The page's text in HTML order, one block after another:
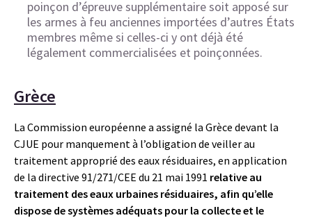
poinçon d’épreuve supplémentaire soit apposé sur
les armes à feu anciennes importées d’autres États
membres même si celles-ci y ont déjà été
légalement commercialisées et poinçonnées.
Grèce
La Commission européenne a assigné la Grèce devant la
CJUE pour manquement à l’obligation de veiller au
traitement approprié des eaux résiduaires, en application
de la directive 91/271/CEE du 21 mai 1991 relative au
traitement des eaux urbaines résiduaires, afin qu’elle
dispose de systèmes adéquats pour la collecte et le